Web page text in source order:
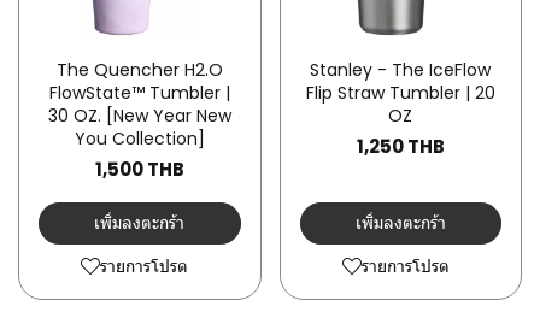
The Quencher H2.O
FlowState™ Tumbler |
30 OZ. [New Year New
You Collection]
1,500 THB
เพิ่มลงตะกร้า
รายการโปรด
Stanley - The IceFlow
Flip Straw Tumbler | 20
OZ
1,250 THB
เพิ่มลงตะกร้า
รายการโปรด